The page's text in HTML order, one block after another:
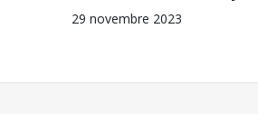
29 novembre 2023